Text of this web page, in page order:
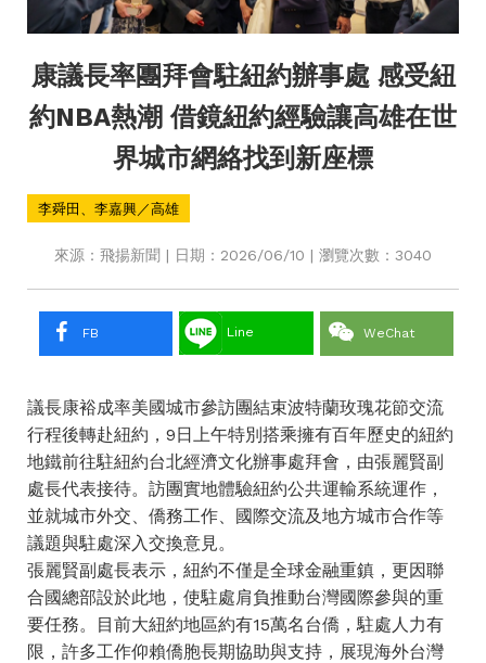
康議長率團拜會駐紐約辦事處 感受紐
約NBA熱潮 借鏡紐約經驗讓高雄在世
界城市網絡找到新座標
李舜田、李嘉興／高雄
來源：飛揚新聞 | 日期：2026/06/10 | 瀏覽次數：3040
FB Line WeChat
議長康裕成率美國城市參訪團結束波特蘭玫瑰花節交流
行程後轉赴紐約，9日上午特別搭乘擁有百年歷史的紐約
地鐵前往駐紐約台北經濟文化辦事處拜會，由張麗賢副
處長代表接待。訪團實地體驗紐約公共運輸系統運作，
並就城市外交、僑務工作、國際交流及地方城市合作等
議題與駐處深入交換意見。
張麗賢副處長表示，紐約不僅是全球金融重鎮，更因聯
合國總部設於此地，使駐處肩負推動台灣國際參與的重
要任務。目前大紐約地區約有15萬名台僑，駐處人力有
限，許多工作仰賴僑胞長期協助與支持，展現海外台灣